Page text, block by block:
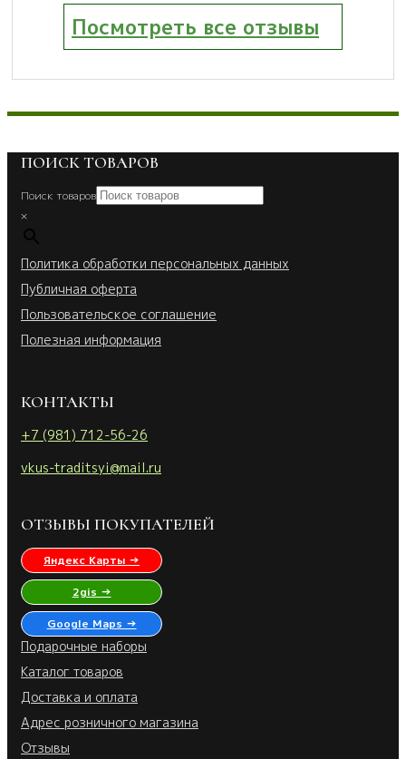
Посмотреть все отзывы
ПОИСК ТОВАРОВ
Поиск товаров
×
Политика обработки персональных данных
Публичная оферта
Пользовательское соглашение
Полезная информация
КОНТАКТЫ
+7 (981) 712-56-26
vkus-traditsyi@mail.ru
ОТЗЫВЫ ПОКУПАТЕЛЕЙ
Яндекс Карты →
2gis →
Google Maps →
Подарочные наборы
Каталог товаров
Доставка и оплата
Адрес розничного магазина
Отзывы